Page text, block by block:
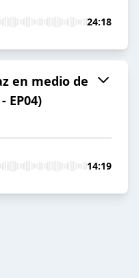
24:18
en medio de
EP04)
14:19